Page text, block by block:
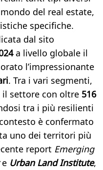
del real estate,
specifiche.
dal sito
a livello globale il
l’impressionante
. Tra i vari segmenti,
il settore con oltre 516
tra i più resilienti
è confermato
uno dei territori più
report Emerging
e Urban Land Institute,